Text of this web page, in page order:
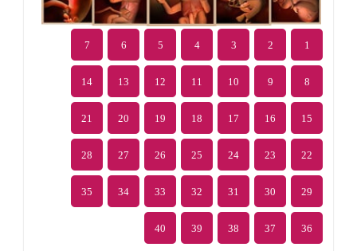
1
2
3
4
5
6
7
8
9
10
11
12
13
14
15
16
17
18
19
20
21
22
23
24
25
26
27
28
29
30
31
32
33
34
35
36
37
38
39
40